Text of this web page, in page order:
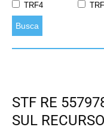
TRF4
Busca
STF RE
SUL